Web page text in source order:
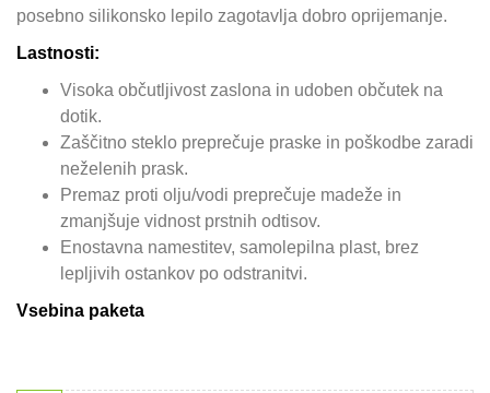
posebno silikonsko lepilo zagotavlja dobro oprijemanje.
Lastnosti:
Visoka občutljivost zaslona in udoben občutek na
dotik.
Zaščitno steklo preprečuje praske in poškodbe zaradi
neželenih prask.
Premaz proti olju/vodi preprečuje madeže in
zmanjšuje vidnost prstnih odtisov.
Enostavna namestitev, samolepilna plast, brez
lepljivih ostankov po odstranitvi.
Vsebina paketa